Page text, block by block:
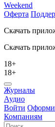
Weekend
Оферта
Скачать
Скачать
18+
18+
Журналы
Аудио
Войти
Компаниям